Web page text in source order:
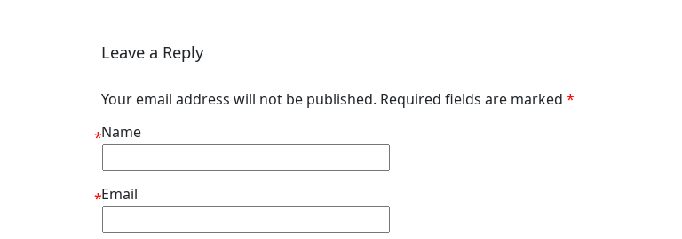
Leave a Reply
Your email address will not be published. Required fields are marked *
Name
*
Email
*